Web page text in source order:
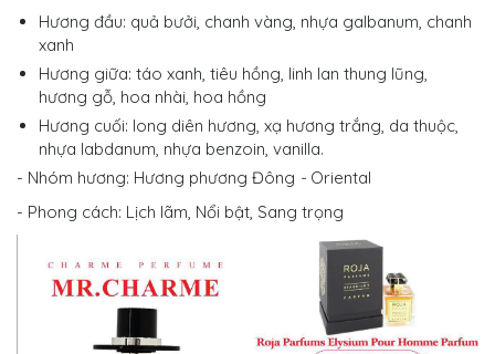
Hương đầu: quả bưởi, chanh vàng, nhựa galbanum, chanh
xanh
Hương giữa: táo xanh, tiêu hồng, linh lan thung lũng,
hương gỗ, hoa nhài, hoa hồng
Hương cuối: long diên hương, xạ hương trắng, da thuộc,
nhựa labdanum, nhựa benzoin, vanilla.
- Nhóm hương: Hương phương Đông - Oriental
- Phong cách: Lịch lãm, Nổi bật, Sang trọng